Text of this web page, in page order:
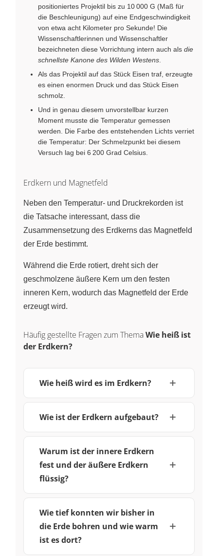
positioniertes Projektil bis zu 10 000 G (Maß für
die Beschleunigung) auf eine Endgeschwindigkeit
von etwa acht Kilometer pro Sekunde! Die
Wissenschaftlerinnen und Wissenschaftler
bezeichneten diese Vorrichtung intern auch als die
schnellste Kanone des Wilden Westens
Als das Projektil auf das Stück Eisen traf, erzeugte
es einen enormen Druck und das Stück Eisen
schmolz.
Und in genau diesem unvorstellbar kurzen
Moment musste die Temperatur gemessen
werden. Die Farbe des entstehenden Lichts verriet
die Temperatur: Der Schmelzpunkt bei diesem
Versuch lag bei 6 200 Grad Celsius.
Erdkern und Magnetfeld
Neben den Temperatur- und Druckrekorden ist
die Tatsache interessant, dass die
Zusammensetzung des Erdkerns das Magnetfeld
der Erde bestimmt.
Während die Erde rotiert, dreht sich der
geschmolzene äußere Kern um den festen
inneren Kern, wodurch das Magnetfeld der Erde
erzeugt wird.
Häufig gestellte Fragen zum ThemaWie heiß ist
der Erdkern?
Wie heiß wird es im Erdkern?
Wie ist der Erdkern aufgebaut?
Warum ist der innere Erdkern
fest und der äußere Erdkern
flüssig?
Wie tief konnten wir bisher in
die Erde bohren und wie warm
ist es dort?